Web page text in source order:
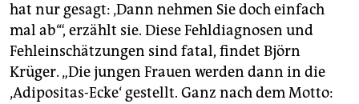
hat nur gesagt: ‚Dann nehmen Sie doch einfach
mal ab‘“, erzählt sie. Diese Fehldiagnosen und
Fehleinschätzungen sind fatal, findet Björn
Krüger. „Die jungen Frauen werden dann in die
‚Adipositas-Ecke‘ gestellt. Ganz nach dem Motto: